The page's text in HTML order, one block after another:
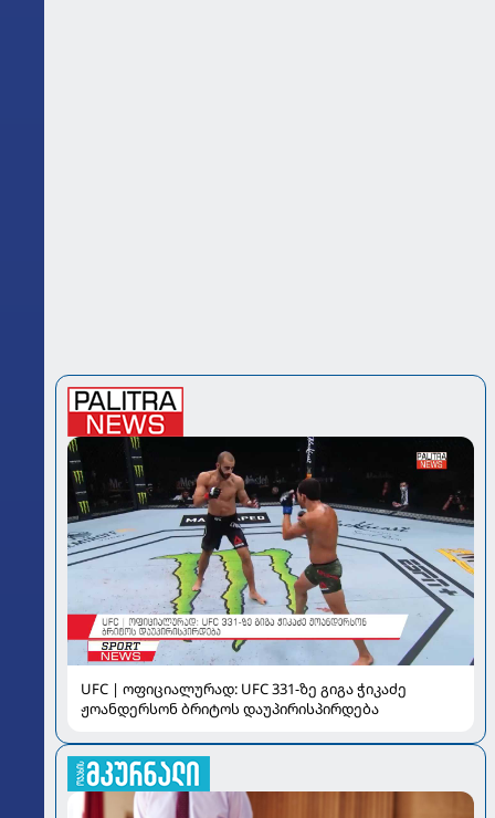
UFC | ოფიციალურად: UFC 331-ზე გიგა ჭიკაძე
ჟოანდერსონ ბრიტოს დაუპირისპირდება